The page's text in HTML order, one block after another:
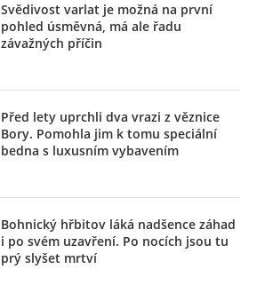
Svědivost varlat je možná na první
pohled úsměvná, má ale řadu
závažných příčin
Před lety uprchli dva vrazi z věznice
Bory. Pomohla jim k tomu speciální
bedna s luxusním vybavením
Bohnický hřbitov láká nadšence záhad
i po svém uzavření. Po nocích jsou tu
prý slyšet mrtví